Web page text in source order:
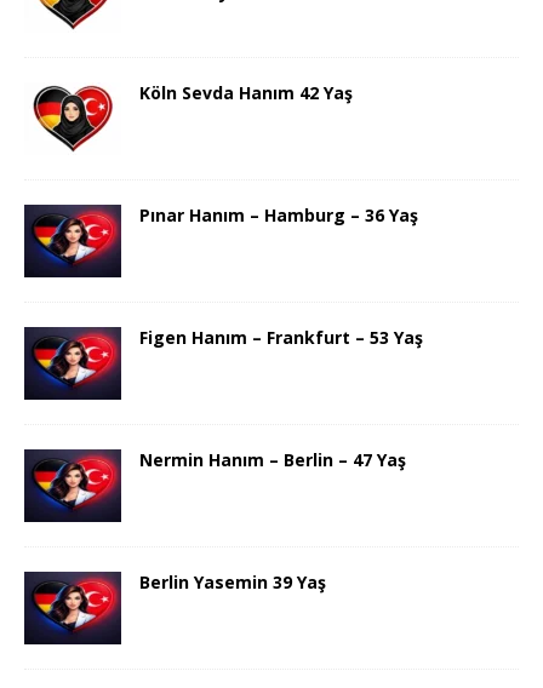
Köln Sevda Hanım 42 Yaş
Pınar Hanım – Hamburg – 36 Yaş
Figen Hanım – Frankfurt – 53 Yaş
Nermin Hanım – Berlin – 47 Yaş
Berlin Yasemin 39 Yaş